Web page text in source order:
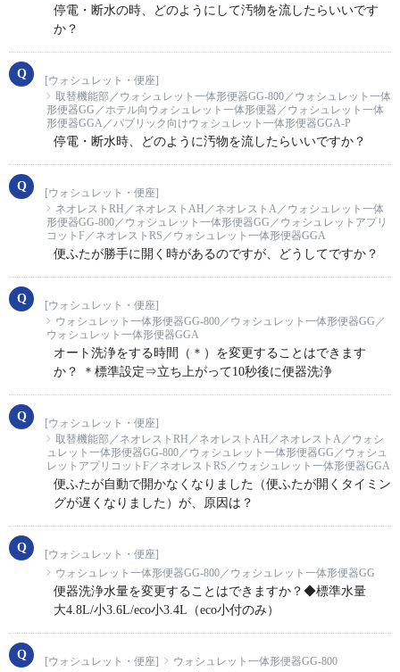
停電・断水の時、どのようにして汚物を流したらいいです
か？
[ウォシュレット・便座]
取替機能部／ウォシュレット一体形便器GG-800／ウォシュレット一体
形便器GG／ホテル向ウォシュレット一体形便器／ウォシュレット一体
形便器GGA／パブリック向けウォシュレット一体形便器GGA-P
停電・断水時、どのように汚物を流したらいいですか？
[ウォシュレット・便座]
ネオレストRH／ネオレストAH／ネオレストA／ウォシュレット一体
形便器GG-800／ウォシュレット一体形便器GG／ウォシュレットアプリ
コットF／ネオレストRS／ウォシュレット一体形便器GGA
便ふたが勝手に開く時があるのですが、どうしてですか？
[ウォシュレット・便座]
ウォシュレット一体形便器GG-800／ウォシュレット一体形便器GG／
ウォシュレット一体形便器GGA
オート洗浄をする時間（＊）を変更することはできます
か？ ＊標準設定⇒立ち上がって10秒後に便器洗浄
[ウォシュレット・便座]
取替機能部／ネオレストRH／ネオレストAH／ネオレストA／ウォシ
ュレット一体形便器GG-800／ウォシュレット一体形便器GG／ウォシュ
レットアプリコットF／ネオレストRS／ウォシュレット一体形便器GGA
便ふたが自動で開かなくなりました（便ふたが開くタイミン
グが遅くなりました）が、原因は？
[ウォシュレット・便座]
ウォシュレット一体形便器GG-800／ウォシュレット一体形便器GG
便器洗浄水量を変更することはできますか？◆標準水量
大4.8L/小3.6L/eco小3.4L（eco小付のみ）
[ウォシュレット・便座] ウォシュレット一体形便器GG-800